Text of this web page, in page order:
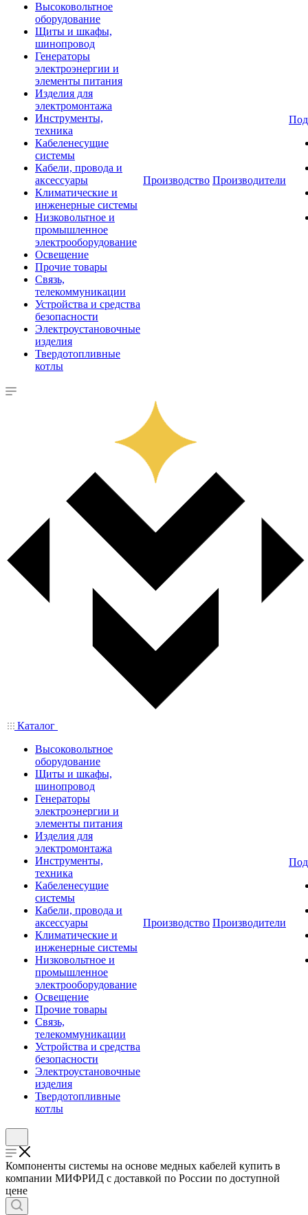
Высоковольтное
оборудование
Щиты и шкафы,
шинопровод
Генераторы
электроэнергии и
элементы питания
Изделия для
электромонтажа
Инструменты,
техника
Кабеленесущие
системы
Кабели, провода и
аксессуары
Климатические и
инженерные системы
Низковольтное и
промышленное
электрооборудование
Освещение
Прочие товары
Связь,
телекоммуникации
Устройства и средства
безопасности
Электроустановочные
изделия
Твердотопливные
котлы
Производство Производители
Каталог
Высоковольтное
оборудование
Щиты и шкафы,
шинопровод
Генераторы
электроэнергии и
элементы питания
Изделия для
электромонтажа
Инструменты,
техника
Кабеленесущие
системы
Кабели, провода и
аксессуары
Климатические и
инженерные системы
Низковольтное и
промышленное
электрооборудование
Освещение
Прочие товары
Связь,
телекоммуникации
Устройства и средства
безопасности
Электроустановочные
изделия
Твердотопливные
котлы
Производство Производители
Компоненты системы на основе медных кабелей купить в
компании МИФРИД с доставкой по России по доступной
цене